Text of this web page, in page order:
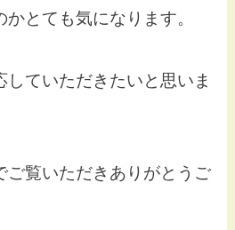
とても気になります。
していただきたいと思いま
ご覧いただきありがとうご